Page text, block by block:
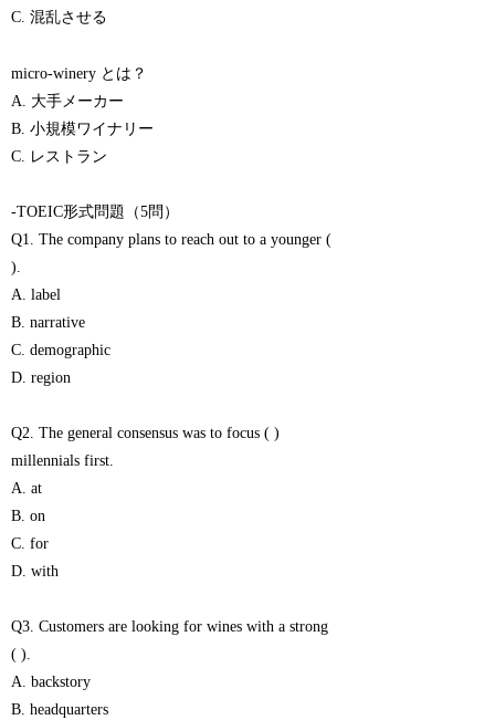
C. 混乱させる
micro-winery とは？
A. 大手メーカー
B. 小規模ワイナリー
C. レストラン
-TOEIC形式問題（5問）
Q1. The company plans to reach out to a younger (
).
A. label
B. narrative
C. demographic
D. region
Q2. The general consensus was to focus ( )
millennials first.
A. at
B. on
C. for
D. with
Q3. Customers are looking for wines with a strong
( ).
A. backstory
B. headquarters